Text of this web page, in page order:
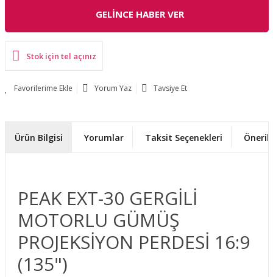
GELİNCE HABER VER
Stok için tel açınız
Yorum Yaz Tavsiye Et
Ürün Bilgisi Yorumlar Taksit Seçenekleri
PEAK EXT-30 GERGİLİ
MOTORLU GÜMÜŞ
PROJEKSİYON PERDESİ 16:9
(135")